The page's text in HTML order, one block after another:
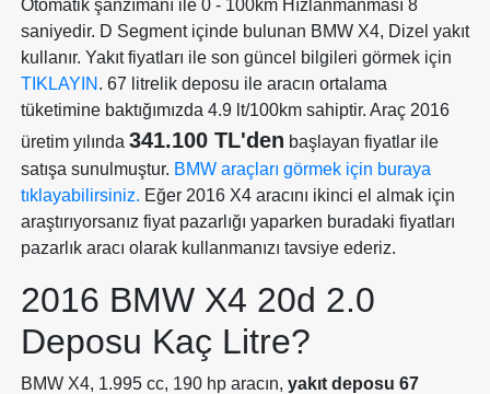
Otomatik şanzımanı ile 0 - 100km Hızlanmanması 8
saniyedir. D Segment içinde bulunan BMW X4, Dizel yakıt
kullanır. Yakıt fiyatları ile son güncel bilgileri görmek için
TIKLAYIN . 67 litrelik deposu ile aracın ortalama
tüketimine baktığımızda 4.9 lt/100km sahiptir. Araç 2016
üretim yılında 341.100 TL'den başlayan fiyatlar ile
satışa sunulmuştur. BMW araçları görmek için buraya
tıklayabilirsiniz. Eğer 2016 X4 aracını ikinci el almak için
araştırıyorsanız fiyat pazarlığı yaparken buradaki fiyatları
pazarlık aracı olarak kullanmanızı tavsiye ederiz.
2016 BMW X4 20d 2.0
Deposu Kaç Litre?
BMW X4, 1.995 cc, 190 hp aracın, yakıt deposu 67